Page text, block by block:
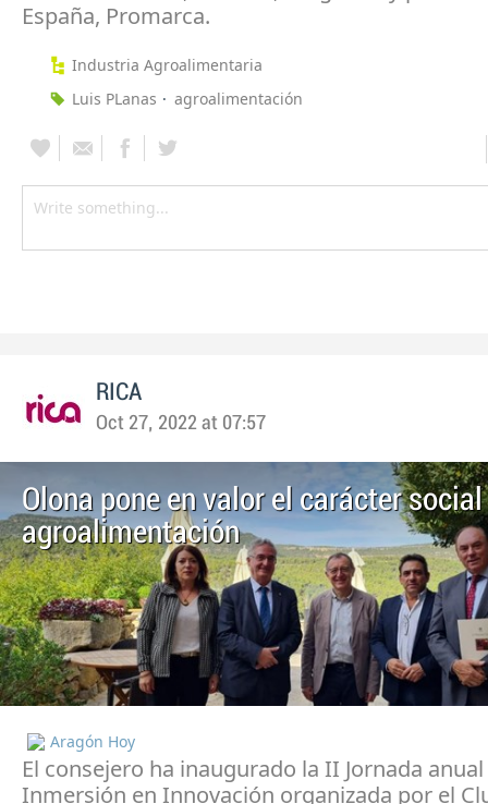
España, Promarca.
Industria Agroalimentaria
Luis PLanas
agroalimentación
RICA
Oct 27, 2022 at 07:57
Olona pone en valor el carácter
agroalimentación
Aragón Hoy
El consejero ha inaugurado la II Jornada
Inmersión en Innovación organizada por el